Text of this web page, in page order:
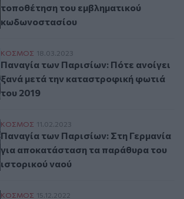
τοποθέτηση του εμβληματικού
κωδωνοστασίου
Παναγία των Παρισίων: Πότε ανοίγει
ΚΟΣΜΟΣ 18.03.2023
Παναγία των Παρισίων: Πότε ανοίγει
ξανά μετά την καταστροφική φωτιά
του 2019
Παναγία των Παρισίων: Στη Γερμανία
ΚΟΣΜΟΣ 11.02.2023
Παναγία των Παρισίων: Στη Γερμανία
για αποκατάσταση τα παράθυρα του
ιστορικού ναού
Παναγία των Παρισίων: Η φωτιά
ΚΟΣΜΟΣ 15.12.2022